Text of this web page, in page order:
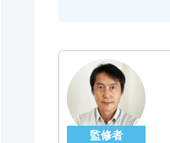
監修者